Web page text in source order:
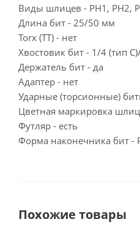
Виды шлицев - PH1, PH2,
Длина бит - 25/50 мм
Torx (TT) - нет
Хвостовик бит - 1/4 (тип
Держатель бит - да
Адаптер - нет
Ударные (торсионные)
Цветная маркировка
Футляр - есть
Форма наконечника бит -
Похожие товары